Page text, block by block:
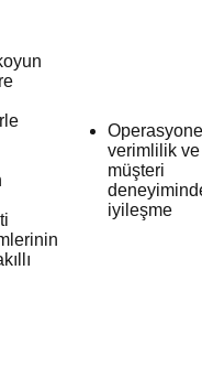
verimlilik ve
müşteri
iyileşme